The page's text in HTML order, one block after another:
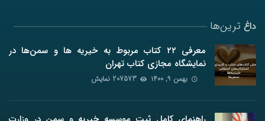
داغ ترین‌ها
معرفی ۲۲ کتاب مربوط به خیریه ها و سمن‌ها در
نمایشگاه مجازی کتاب تهران
بهمن ۹, ۱۴۰۰ 207573 نمایش